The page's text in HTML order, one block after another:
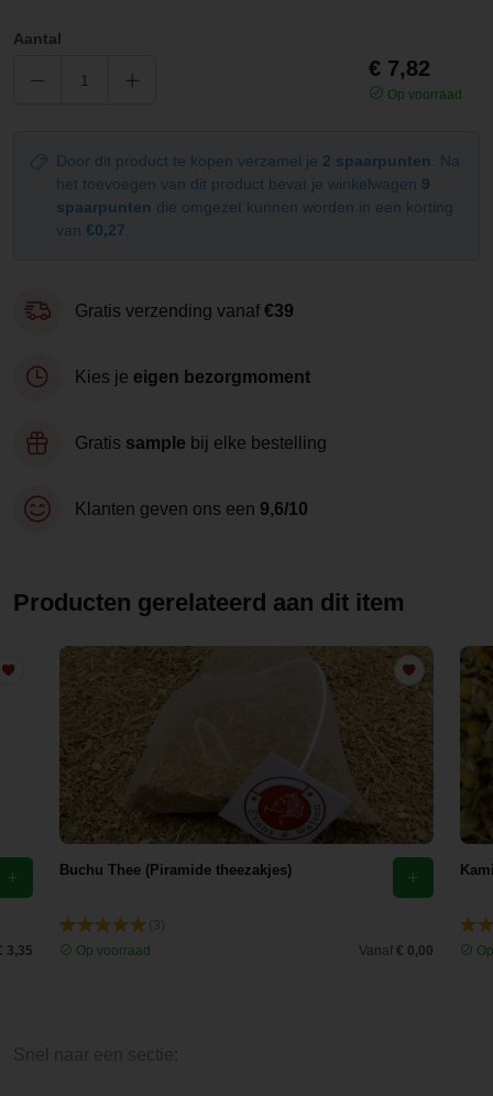
Aantal
€ 7,82
Op voorraad
Door dit product te kopen verzamel je 2 spaarpunten
. Na
het toevoegen van dit product bevat je winkelwagen 9
spaarpunten die omgezet kunnen worden in een korting
van €0,27
Gratis verzending vanaf €39
Kies je eigen bezorgmoment
Gratis sample bij elke bestelling
Klanten geven ons een 9,6/10
Producten gerelateerd aan dit item
3,35
Buchu Thee (Piramide theezakjes)
Op voorraad
Vanaf € 0,00